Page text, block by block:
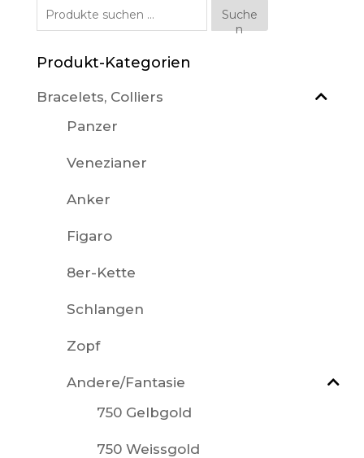
Suche
nach:
Suche
n
Produkt-Kategorien
Bracelets, Colliers
Panzer
Venezianer
Anker
Figaro
8er-Kette
Schlangen
Zopf
Andere/Fantasie
750 Gelbgold
750 Weissgold